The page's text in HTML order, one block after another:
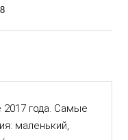
2017 года. Самые
маленький,